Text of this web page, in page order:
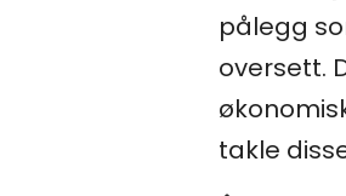
pålegg
oversett.
takle